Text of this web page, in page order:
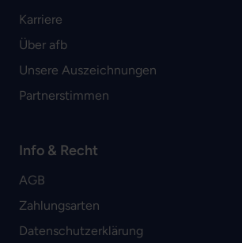
Karriere
Über afb
Unsere Auszeichnungen
Partnerstimmen
Info & Recht
AGB
Zahlungsarten
Datenschutzerklärung